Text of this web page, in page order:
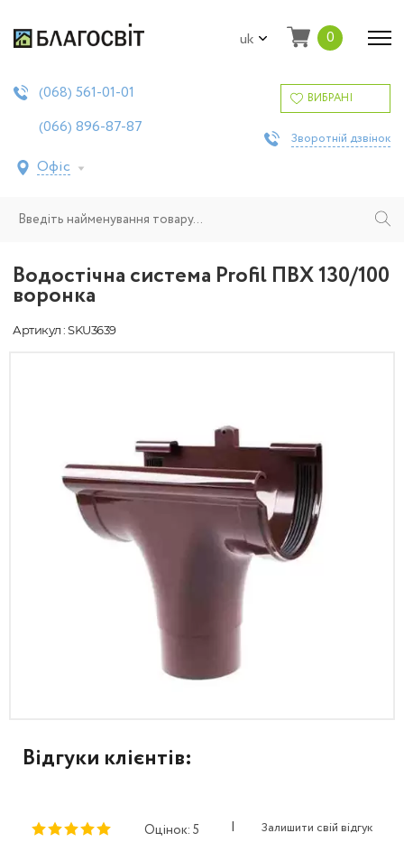
uk 0
(068) 561-01-01
(066) 896-87-87
Офіс
ВИБРАНІ
Зворотній дзвінок
Водостічна система Profil ПВХ 130/100
воронка
Артикул : SKU3639
Відгуки клієнтів:
Оцінок: 5 | Залишити свій відгук